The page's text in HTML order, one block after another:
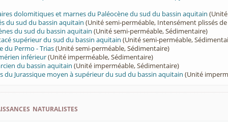
dolomitiques et marnes du Paléocène du sud du bassin aquitain
du sud du bassin aquitain (Unité semi-perméable, Intensément plissés
du sud du bassin aquitain (Unité semi-perméable, Sédimentaire)
supérieur du sud du bassin aquitain (Unité semi-perméable,
du Permo - Trias(Unité semi-perméable, Sédimentaire)
inférieur(Unité imperméable, Sédimentaire)
du bassin aquitain (Unité imperméable, Sédimentaire)
du Jurassique moyen à supérieur du sud du bassin aquitain (Unité
naturalistes